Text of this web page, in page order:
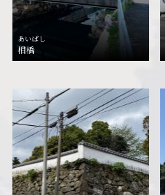
あいばし
相橋